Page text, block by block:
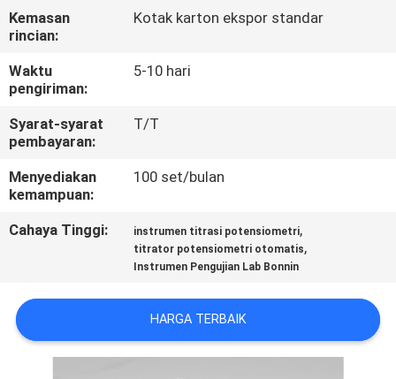
KONTROL
KUALITAS
HUBUNGI
KAMI
PERMINTAAN
PENAWARAN
PRIVACY
POLICY
Kemasan
rincian:
Kotak karton ekspor standar
Waktu
pengiriman:
5-10 hari
Syarat-syarat
pembayaran:
T/T
Menyediakan
kemampuan:
100 set/bulan
Cahaya Tinggi: instrumen titrasi potensiometri,
titrator potensiometri otomatis,
Instrumen Pengujian Lab Bonnin
HARGA TERBAIK